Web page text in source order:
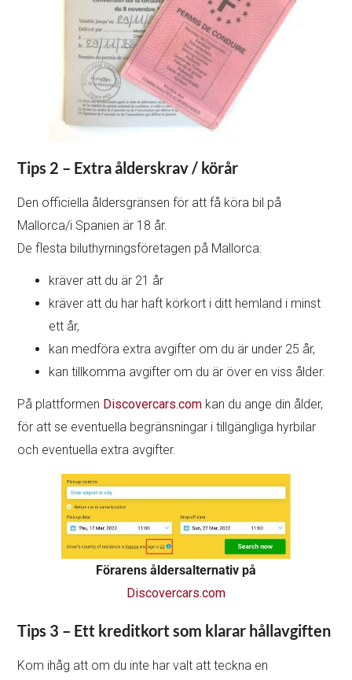
Tips 2 – Extra ålderskrav / körår
Den officiella åldersgränsen för att få köra bil på
Mallorca/i Spanien är 18 år.
De flesta biluthyrningsföretagen på Mallorca:
kräver att du är 21 år
kräver att du har haft körkort i ditt hemland i minst
ett år,
kan medföra extra avgifter om du är under 25 år,
kan tillkomma avgifter om du är över en viss ålder.
På plattformen Discovercars.com kan du ange din ålder,
för att se eventuella begränsningar i tillgängliga hyrbilar
och eventuella extra avgifter.
Förarens åldersalternativ på
Discovercars.com
Tips 3 – Ett kreditkort som klarar hållavgiften
Kom ihåg att om du inte har valt att teckna en